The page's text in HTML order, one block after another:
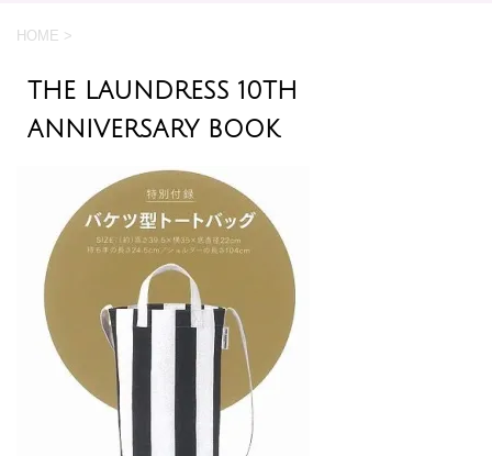
HOME >
THE LAUNDRESS 10TH
ANNIVERSARY BOOK